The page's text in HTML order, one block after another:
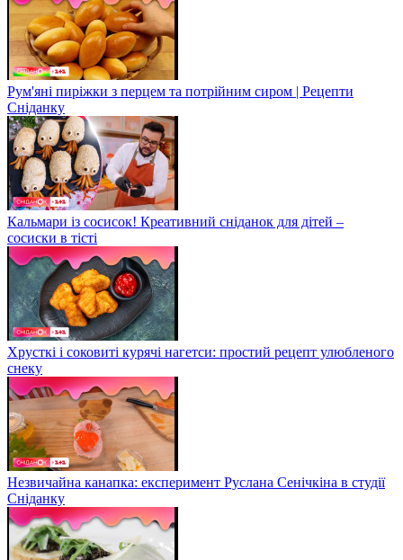
Рум'яні пиріжки з перцем та потрійним сиром | Рецепти
Сніданку
Кальмари із сосисок! Креативний сніданок для дітей –
сосиски в тісті
Хрусткі і соковиті курячі нагетси: простий рецепт улюбленого
снеку
Незвичайна канапка: експеримент Руслана Сенічкіна в студії
Сніданку